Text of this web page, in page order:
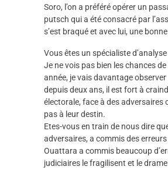
Soro, l’on a préféré opérer un
putsch qui a été consacré par
s’est braqué et avec lui, une
Vous êtes un spécialiste
Je ne vois pas bien les chances
année, je vais davantage
depuis deux ans, il est fort à
électorale, face à des adversaires
pas à leur destin.
Etes-vous en train de nous dire
adversaires, a commis des erreurs
Ouattara a commis beaucoup
judiciaires le fragilisent et le